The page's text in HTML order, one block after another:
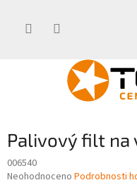
Palivový filt na
006540
Průměrné
Neohodnoceno Podrobnosti